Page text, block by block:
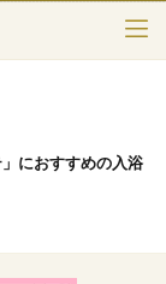
におすすめの入浴